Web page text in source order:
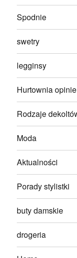
Spodnie
swetry
legginsy
Hurtownia opinie
Rodzaje
Moda
Aktualności
Porady stylistki
buty damskie
drogeria